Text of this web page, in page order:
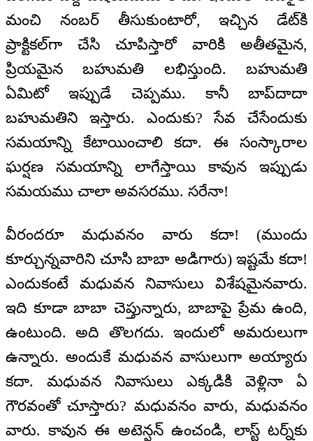
మంచి నంబర్ తీసుకుంటారో, ఇచ్చిన డేట్‌కి
ప్రాక్టికల్‌గా చేసి చూపిస్తారో వారికి అతీతమైన,
ప్రియమైన బహుమతి లభిస్తుంది. బహుమతి
ఏమిటో ఇప్పుడే చెప్పము. కానీ బాప్‌దాదా
బహుమతిని ఇస్తారు. ఎందుకు? సేవ చేసేందుకు
సమయాన్ని కేటాయించాలి కదా. ఈ సంస్కారాల
ఘర్షణ సమయాన్ని లాగేస్తాయి కావున ఇప్పుడు
సమయము చాలా అవసరము. సరేనా!
వీరందరూ మధువనం వారు కదా! (ముందు
కూర్చున్నవారిని చూసి బాబా అడిగారు) ఇష్టమే కదా!
ఎందుకంటే మధువన నివాసులు విశేషమైనవారు.
ఇది కూడా బాబా చెప్తున్నారు, బాబాపై ప్రేమ ఉంది,
ఉంటుంది. అది తొలగదు. ఇందులో అమరులుగా
ఉన్నారు. అందుకే మధువన వాసులుగా అయ్యారు
కదా. మధువన నివాసులు ఎక్కడికి వెళ్లినా ఏ
గౌరవంతో చూస్తారు? మధువనం వారు, మధువనం
వారు. కావున ఈ అటెన్షన్ ఉంచండి, లాస్ట్ టర్న్‌కు